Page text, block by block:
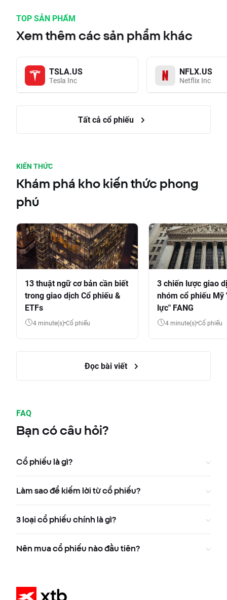
TOP SẢN PHẨM
Xem thêm các sản phẩm khác
TSLA.US
Tesla Inc
NFLX.US
Netflix Inc
Tất cả cổ phiếu
KIẾN THỨC
Khám phá kho kiến thức phong
phú
13 thuật ngữ cơ bản cần biết
trong giao dịch Cổ phiếu &
ETFs
4 minute(s) Cổ phiếu
3 chiến lược giao
nhóm cổ phiếu Mỹ
lực" FANG
4 minute(s) Cổ phiếu
Đọc bài viết
FAQ
Bạn có câu hỏi?
Cổ phiếu là gì?
Làm sao để kiếm lời từ cổ phiếu?
3 loại cổ phiếu chính là gì?
Nên mua cổ phiếu nào đầu tiên?